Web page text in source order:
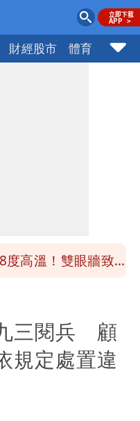
財經股市 體育 壹蘋
量販週末優惠 父
度高溫！雙眼牆致
發文高級酸！他
架次取消、船班39
手摧花」 創演藝
三閱兵 顧
規定處置違